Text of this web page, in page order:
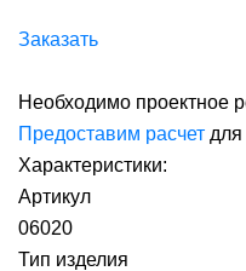
Заказать
Необходимо проектное
Предоставим расчет для
Характеристики:
Артикул
06020
Тип изделия